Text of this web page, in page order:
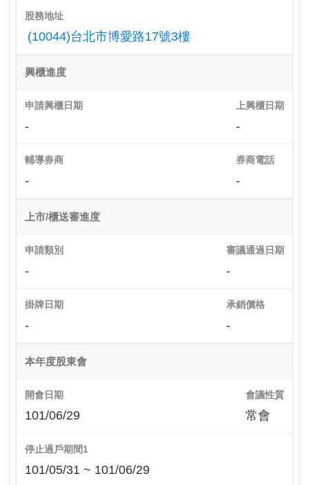
股務地址
(10044)台北市博愛路17號3樓
興櫃進度
申請興櫃日期
-
上興櫃日期
-
輔導券商
-
券商電話
-
上市/櫃送審進度
申請類別
-
審議通過日期
-
掛牌日期
-
承銷價格
-
本年度股東會
開會日期
101/06/29
會議性質
常會
停止過戶期間1
101/05/31 ~ 101/06/29